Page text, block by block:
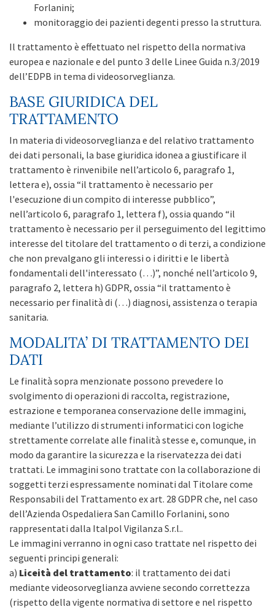
Forlanini;
monitoraggio dei pazienti degenti presso la struttura.
Il trattamento è effettuato nel rispetto della normativa
europea e nazionale e del punto 3 delle Linee Guida n.3/2019
dell’EDPB in tema di videosorveglianza.
BASE GIURIDICA DEL
TRATTAMENTO
In materia di videosorveglianza e del relativo trattamento
dei dati personali, la base giuridica idonea a giustificare il
trattamento è rinvenibile nell’articolo 6, paragrafo 1,
lettera e), ossia “il trattamento è necessario per
l'esecuzione di un compito di interesse pubblico”,
nell’articolo 6, paragrafo 1, lettera f), ossia quando “il
trattamento è necessario per il perseguimento del legittimo
interesse del titolare del trattamento o di terzi, a condizione
che non prevalgano gli interessi o i diritti e le libertà
fondamentali dell'interessato (…)”, nonché nell’articolo 9,
paragrafo 2, lettera h) GDPR, ossia “il trattamento è
necessario per finalità di (…) diagnosi, assistenza o terapia
sanitaria.
MODALITA’ DI TRATTAMENTO DEI
DATI
Le finalità sopra menzionate possono prevedere lo
svolgimento di operazioni di raccolta, registrazione,
estrazione e temporanea conservazione delle immagini,
mediante l’utilizzo di strumenti informatici con logiche
strettamente correlate alle finalità stesse e, comunque, in
modo da garantire la sicurezza e la riservatezza dei dati
trattati. Le immagini sono trattate con la collaborazione di
soggetti terzi espressamente nominati dal Titolare come
Responsabili del Trattamento ex art. 28 GDPR che, nel caso
dell’Azienda Ospedaliera San Camillo Forlanini, sono
rappresentati dalla Italpol Vigilanza S.r.l..
Le immagini verranno in ogni caso trattate nel rispetto dei
seguenti principi generali:
a) Liceità del trattamento: il trattamento dei dati
mediante videosorveglianza avviene secondo correttezza
(rispetto della vigente normativa di settore e nel rispetto